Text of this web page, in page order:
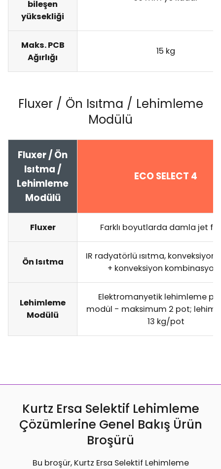
bileşen
yüksekliği
Maks. PCB
Ağırlığı
15 kg
Fluxer / Ön Isıtma / Lehimleme
Modülü
Fluxer / Ön
Isıtma /
Lehimleme
Modülü
ECO SELECT 4
Fluxer Farklı boyutlarda damla jet
Ön Isıtma
IR radyatörlü ısıtma, konveksiyon
+ konveksiyon
Lehimleme
Modülü
Elektromanyetik lehimleme
modül - maksimum 2 pot; lehim
13 kg/pot
Kurtz Ersa Selektif Lehimleme
Çözümlerine Genel Bakış Ürün
Broşürü
Bu broşür, Kurtz Ersa Selektif Lehimleme